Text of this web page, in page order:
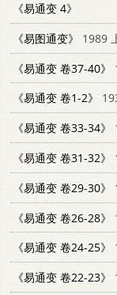
《易通变 4》
《易图通变》
1989
《易通变 卷37-40》
《易通变 卷1-2》
《易通变 卷33-34》
《易通变 卷31-32》
《易通变 卷29-30》
《易通变 卷26-28》
《易通变 卷24-25》
《易通变 卷22-23》